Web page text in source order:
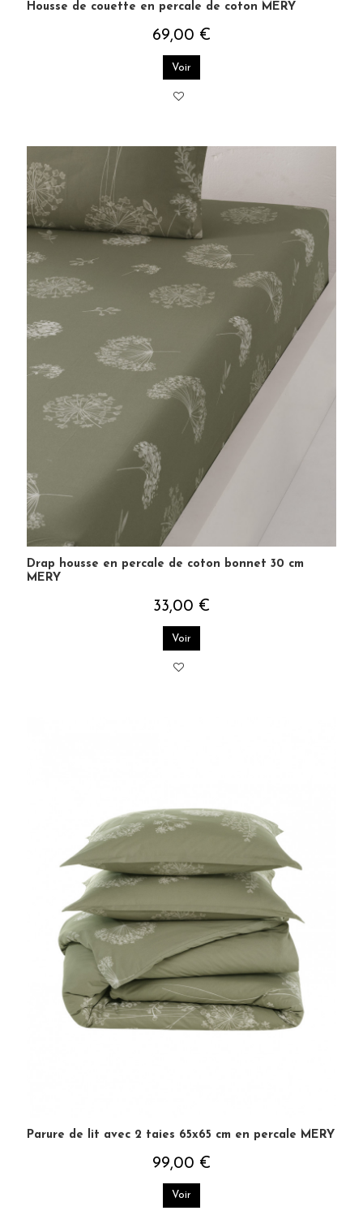
Housse de couette en percale de coton MERY
69,00 €
Voir
Drap housse en percale de coton bonnet 30 cm
MERY
33,00 €
Voir
Parure de lit avec 2 taies 65x65 cm en percale MERY
99,00 €
Voir